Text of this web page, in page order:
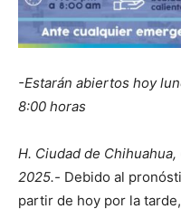
-Estarán abiertos hoy
8:00 horas
H. Ciudad de
2025.- Debido al
partir de hoy por la